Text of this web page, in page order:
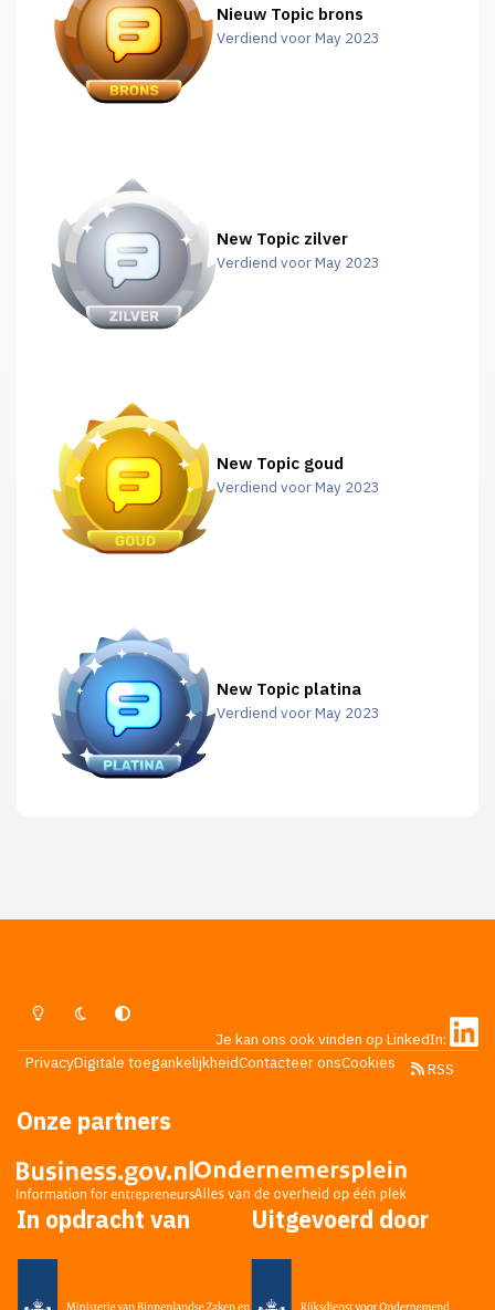
Nieuw Topic brons
Verdiend voor May 2023
New Topic zilver
Verdiend voor May 2023
New Topic goud
Verdiend voor May 2023
New Topic platina
Verdiend voor May 2023
Lichte ModusDonkere ModusSysteemvoorkeur
Je kan ons ook vinden op LinkedIn:
PrivacyDigitale toegankelijkheidContacteer onsCookies RSS
Onze partners
In opdracht van Uitgevoerd door